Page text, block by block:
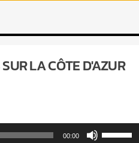
volume.
LA CÔTE D'AZUR
00:00
Utilisez